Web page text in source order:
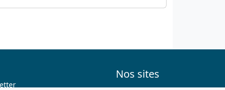
Nos sites